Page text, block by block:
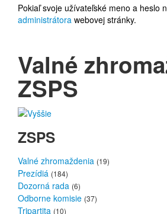
Pokiaľ svoje užívateľské meno a heslo
administrátora webovej stránky.
Valné
ZSPS
ZSPS
Valné zhromaždenia (19)
Prezídiá (184)
Dozorná rada (6)
Odborne komisie (37)
Tripartita (10)